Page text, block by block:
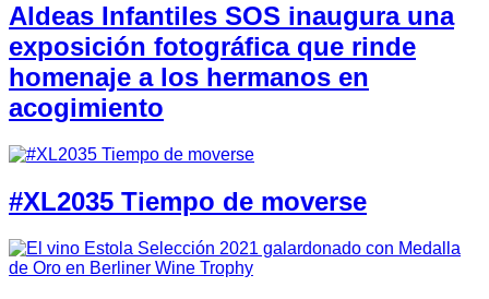
Aldeas Infantiles SOS inaugura una
exposición fotográfica que rinde
homenaje a los hermanos en
acogimiento
#XL2035 Tiempo de moverse